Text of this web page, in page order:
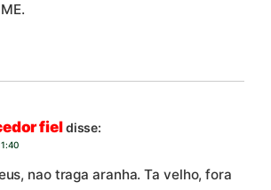
fieldisse:
nao traga aranha. Ta velho, fora